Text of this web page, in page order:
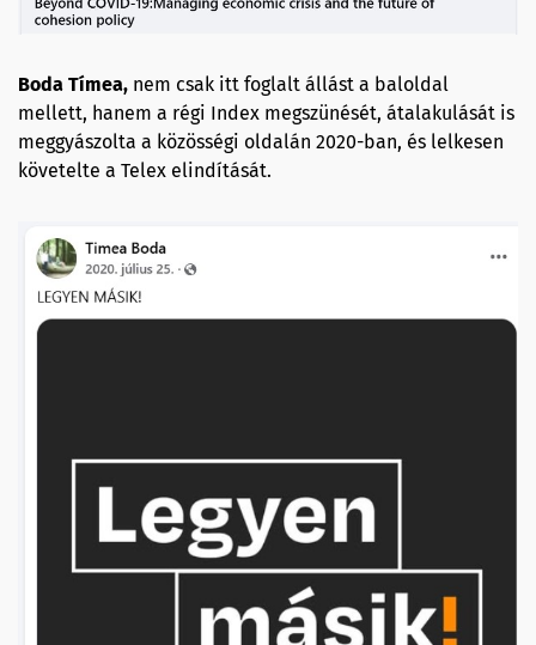
Boda Tímea, nem csak itt foglalt állást a baloldal
mellett, hanem a régi Index megszünését, átalakulását is
meggyászolta a közösségi oldalán 2020-ban, és lelkesen
követelte a Telex elindítását.